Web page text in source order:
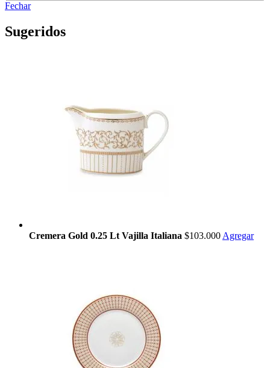
Fechar
Sugeridos
Cremera Gold 0.25 Lt Vajilla Italiana $103.000 Agregar